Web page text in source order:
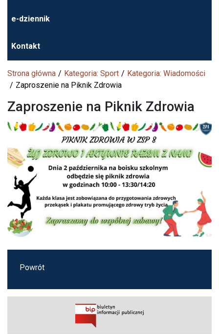
e-dziennik
Kontakt
Strona główna Kategoria: Sport
Kategoria: Wiadomości
Zaproszenie na Piknik Zdrowia
Zaproszenie na Piknik Zdrowia
Powrót